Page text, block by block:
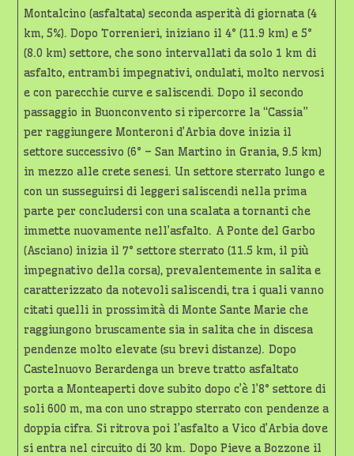
Montalcino (asfaltata) seconda asperità di giornata (4
km, 5%). Dopo Torrenieri, iniziano il 4° (11.9 km) e 5°
(8.0 km) settore, che sono intervallati da solo 1 km di
asfalto, entrambi impegnativi, ondulati, molto nervosi
e con parecchie curve e saliscendi. Dopo il secondo
passaggio in Buonconvento si ripercorre la “Cassia”
per raggiungere Monteroni d’Arbia dove inizia il
settore successivo (6° – San Martino in Grania, 9.5 km)
in mezzo alle crete senesi. Un settore sterrato lungo e
con un susseguirsi di leggeri saliscendi nella prima
parte per concludersi con una scalata a tornanti che
immette nuovamente nell’asfalto. A Ponte del Garbo
(Asciano) inizia il 7° settore sterrato (11.5 km, il più
impegnativo della corsa), prevalentemente in salita e
caratterizzato da notevoli saliscendi, tra i quali vanno
citati quelli in prossimità di Monte Sante Marie che
raggiungono bruscamente sia in salita che in discesa
pendenze molto elevate (su brevi distanze). Dopo
Castelnuovo Berardenga un breve tratto asfaltato
porta a Monteaperti dove subito dopo c’è l’8° settore di
soli 600 m, ma con uno strappo sterrato con pendenze a
doppia cifra. Si ritrova poi l’asfalto a Vico d’Arbia dove
si entra nel circuito di 30 km. Dopo Pieve a Bozzone il